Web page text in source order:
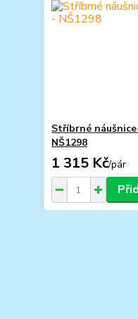
Stříbrné
NŠ1298
1 315 Kč/pár